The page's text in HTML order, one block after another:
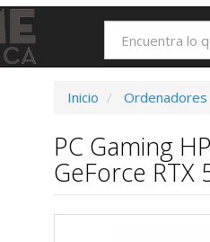
Inicio Ordenadores
PC Gaming
GeForce RTX